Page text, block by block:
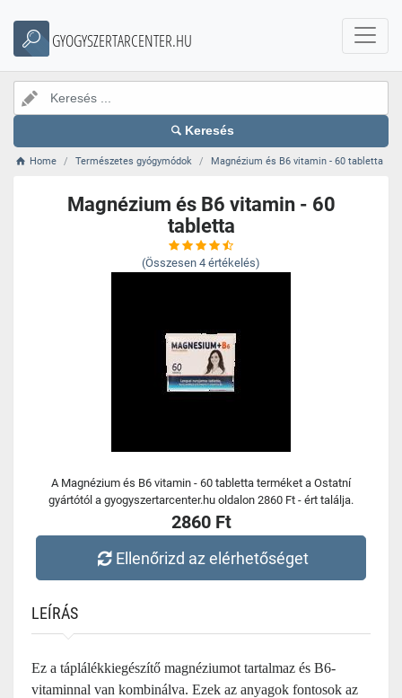
GYOGYSZERTARCENTER.HU
Keresés
Home Természetes gyógymódok Magnézium és B6 vitamin - 60 tabletta
Magnézium és B6 vitamin - 60
tabletta
(Összesen 4 értékelés)
A Magnézium és B6 vitamin - 60 tabletta terméket a Ostatní
gyártótól a gyogyszertarcenter.hu oldalon 2860 Ft - ért találja.
2860 Ft
Ellenőrizd az elérhetőséget
LEÍRÁS
Ez a táplálékkiegészítő magnéziumot tartalmaz és B6-
vitaminnal van kombinálva. Ezek az anyagok fontosok az